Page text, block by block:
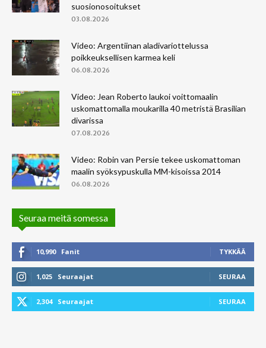
suosionosoitukset
03.08.2026
Video: Argentiinan aladivariottelussa
poikkeuksellisen karmea keli
06.08.2026
Video: Jean Roberto laukoi voittomaalin
uskomattomalla moukarilla 40 metristä Brasilian
divarissa
07.08.2026
Video: Robin van Persie tekee uskomattoman
maalin syöksypuskulla MM-kisoissa 2014
06.08.2026
Seuraa meitä somessa
10,990 Fanit TYKKÄÄ
1,025 Seuraajat SEURAA
2,304 Seuraajat SEURAA